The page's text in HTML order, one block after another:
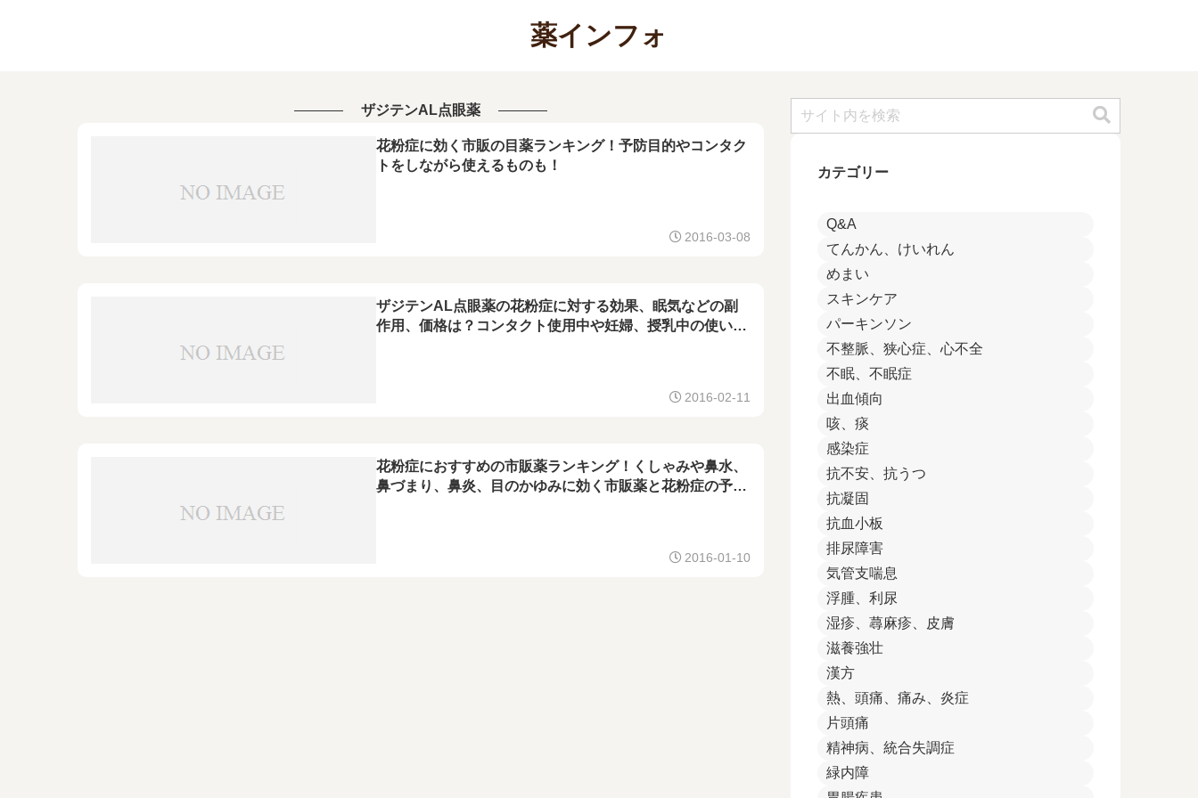
薬インフォ
ザジテンAL点眼薬
花粉症に効く市販の目薬ランキング！予防目的やコンタク
トをしながら使えるものも！
2016-03-08
ザジテンAL点眼薬の花粉症に対する効果、眠気などの副
作用、価格は？コンタクト使用中や妊婦、授乳中の使い方
2016-02-11
花粉症におすすめの市販薬ランキング！くしゃみや鼻水、
鼻づまり、鼻炎、目のかゆみに効く市販薬と花粉症の予防
2016-01-10
カテゴリー
Q&A
てんかん、けいれん
めまい
スキンケア
パーキンソン
不整脈、狭心症、心不全
不眠、不眠症
出血傾向
咳、痰
感染症
抗不安、抗うつ
抗凝固
抗血小板
排尿障害
気管支喘息
浮腫、利尿
湿疹、蕁麻疹、皮膚
滋養強壮
漢方
熱、頭痛、痛み、炎症
片頭痛
精神病、統合失調症
緑内障